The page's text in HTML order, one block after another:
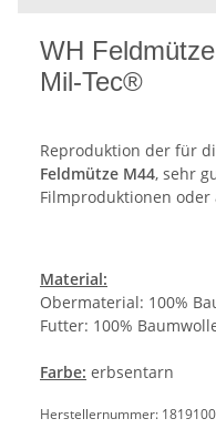
WH
Mil-Tec®
Reproduktion der für
Feldmütze M44, sehr
Filmproduktionen oder
Material:
Obermaterial: 100%
Futter: 100%
Farbe: erbsentarn
Herstellernummer: